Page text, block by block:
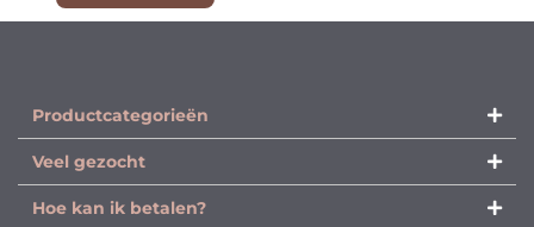
Productcategorieën​
Veel gezocht
Hoe kan ik betalen?